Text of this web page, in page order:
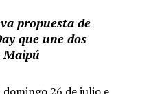
propuesta de
que une dos
Maipú